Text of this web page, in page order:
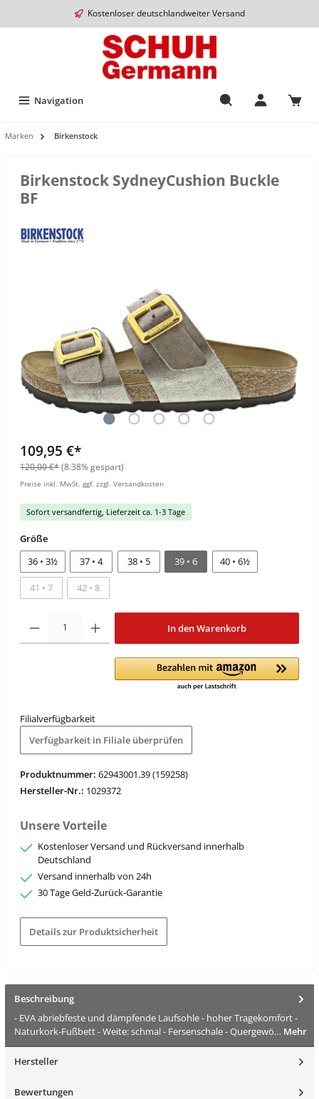
Kostenloser deutschlandweiter Versand
Navigation
Marken Birkenstock
Birkenstock SydneyCushion Buckle
BF
109,95 €*
120,00 €*(8.38% gespart)
Preise inkl. MwSt. ggf. zzgl. Versandkosten
Sofort versandfertig, Lieferzeit ca. 1-3 Tage
Größe
36 • 3½
37 • 4 38 • 5 39 • 6 40 • 6½
41 • 7 42 • 8
In den Warenkorb
Filialverfügbarkeit
Verfügbarkeit in Filiale überprüfen
Produktnummer: 62943001.39 (159258)
Hersteller-Nr.: 1029372
Unsere Vorteile
Kostenloser Versand und Rückversand innerhalb
Deutschland
Versand innerhalb von 24h
30 Tage Geld-Zurück-Garantie
Details zur Produktsicherheit
Beschreibung
- EVA abriebfeste und dämpfende Laufsohle - hoher Tragekomfort -
Naturkork-Fußbett - Weite: schmal - Fersenschale - Quergewö… Mehr
Hersteller
Bewertungen